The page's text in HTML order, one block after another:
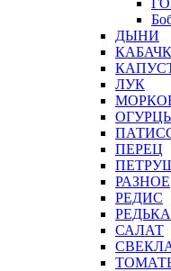
ДЫНИ
ЛУК
ПЕРЕЦ
РАЗНОЕ
РЕДИС
РЕДЬКА
САЛАТ